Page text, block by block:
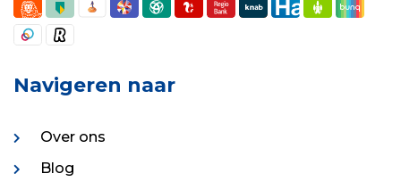
Navigeren naar
Over ons
Blog